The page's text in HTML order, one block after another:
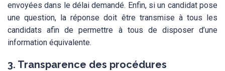
envoyées dans le délai demandé. Enfin, si un candidat pose
une question, la réponse doit être transmise à tous les
candidats afin de permettre à tous de disposer d’une
information équivalente.
3. Transparence des procédures